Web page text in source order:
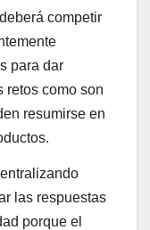
competir
para dar
retos como son
resumirse en
las respuestas
porque el